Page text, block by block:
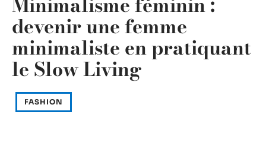
devenir une femme
minimaliste en pratiquant
le Slow Living
FASHION